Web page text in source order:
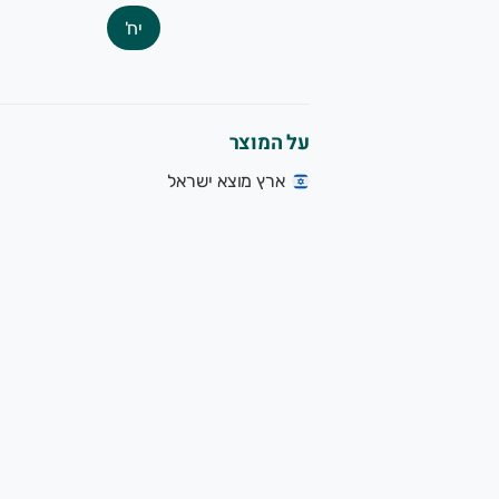
יח'
על המוצר
ארץ מוצא ישראל